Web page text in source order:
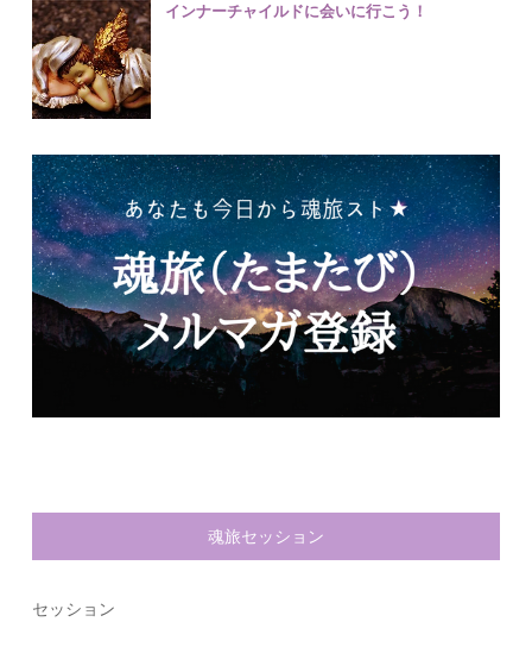
インナーチャイルドに会いに行こう！
魂旅セッション
セッション